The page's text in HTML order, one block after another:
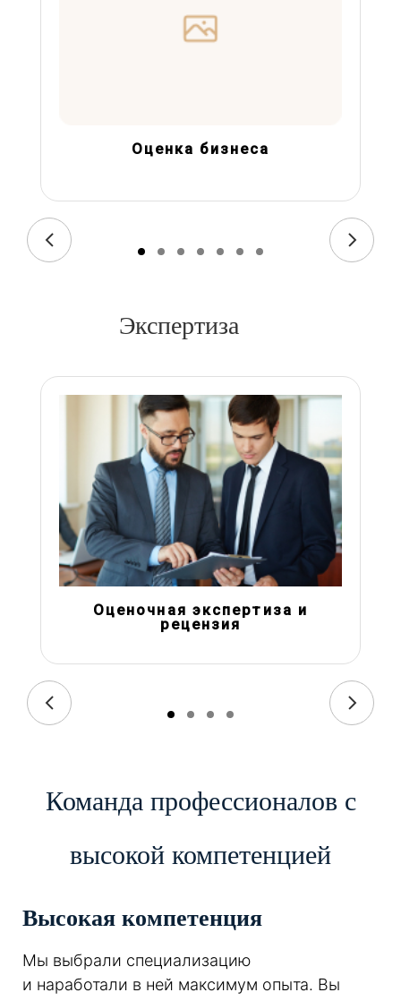
Оценка бизнеса
Экспертиза
Оценочная экспертиза и
рецензия
Команда профессионалов с
высокой компетенцией
Высокая компетенция
Мы выбрали специализацию
и наработали в ней максимум опыта. Вы